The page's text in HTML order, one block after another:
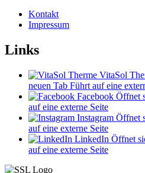
Kontakt
Impressum
Links
VitaSol
neuen Tab Führt auf eine
Facebook Öffnet
auf eine externe Seite
Instagram Öffnet
auf eine externe Seite
LinkedIn Öffnet
auf eine externe Seite